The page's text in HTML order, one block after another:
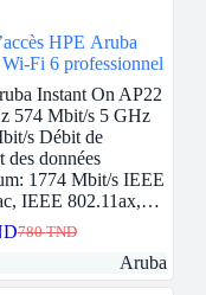
HPE Aruba
Fi 6 professionnel
Instant On AP22
574 Mbit/s 5 GHz
s Débit de
des données
1774 Mbit/s IEEE
IEEE 802.11ax,…
780TND
Le
initial
Le
actuel
Aruba